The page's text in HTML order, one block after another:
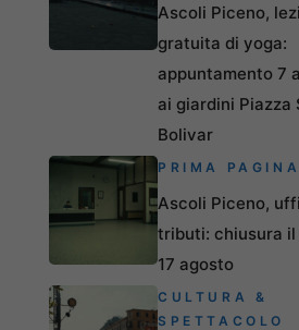
Ascoli Piceno,
gratuita di yoga:
appuntamento 7
ai giardini Piazza
Bolivar
PRIMA PAGINA
Ascoli Piceno,
tributi: chiusura il
17 agosto
CULTURA &
SPETTACOLO